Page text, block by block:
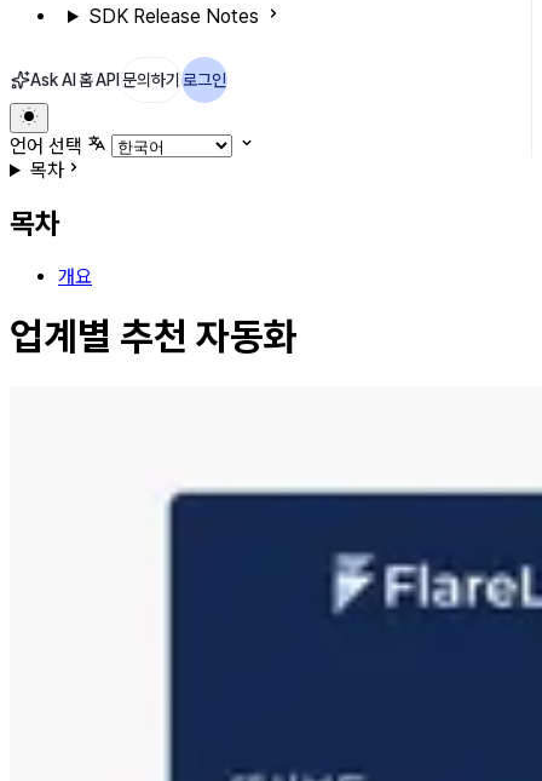
SDK Release Notes
Ask AI 홈API 문의하기 로그인
언어 선택
목차
목차
개요
업계별 추천 자동화